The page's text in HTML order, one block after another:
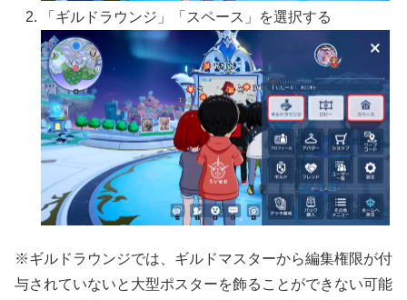
「ギルドラウンジ」「スペース」を選択する
※ギルドラウンジでは、ギルドマスターから編集権限が付
与されていないと大型ポスターを飾ることができない可能